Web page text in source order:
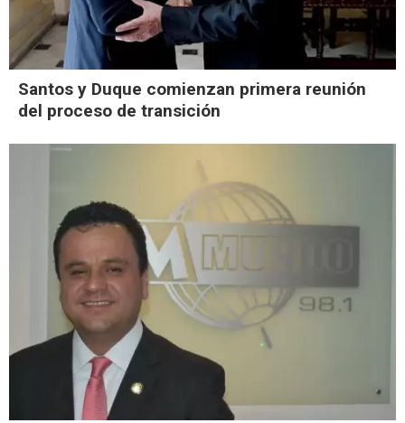
Santos y Duque comienzan primera reunión
del proceso de transición